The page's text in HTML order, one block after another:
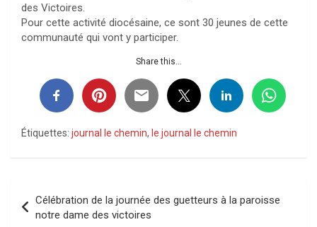
des Victoires.
Pour cette activité diocésaine, ce sont 30 jeunes de cette
communauté qui vont y participer.
Share this...
Étiquettes: journal le chemin, le journal le chemin
de
Célébration de la journée des guetteurs à la paroisse
notre dame des victoires